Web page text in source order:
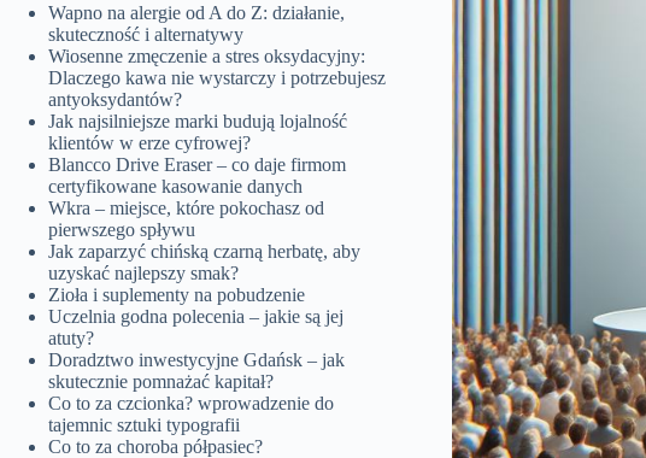
Wapno na alergie od A do Z: działanie,
skuteczność i alternatywy
Wiosenne zmęczenie a stres oksydacyjny:
Dlaczego kawa nie wystarczy i potrzebujesz
antyoksydantów?
Jak najsilniejsze marki budują lojalność
klientów w erze cyfrowej?
Blancco Drive Eraser – co daje firmom
certyfikowane kasowanie danych
Wkra – miejsce, które pokochasz od
pierwszego spływu
Jak zaparzyć chińską czarną herbatę, aby
uzyskać najlepszy smak?
Zioła i suplementy na pobudzenie
Uczelnia godna polecenia – jakie są jej
atuty?
Doradztwo inwestycyjne Gdańsk – jak
skutecznie pomnażać kapitał?
Co to za czcionka? wprowadzenie do
tajemnic sztuki typografii
Co to za choroba półpasiec?